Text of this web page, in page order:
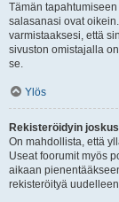
Tämän
salasanasi ovat
varmistaaksesi, että
sivuston omistajalla
se.
Ylös
Rekisteröidyin
On mahdollista, että
Useat foorumit myös
aikaan
rekisteröityä